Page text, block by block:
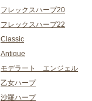
フレックスハープ20
フレックスハープ22
Classic
Antique
モデラート エンジェル
乙女ハープ
沙羅ハープ